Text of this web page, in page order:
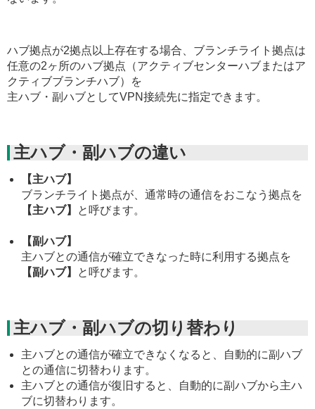
ハブ拠点が2拠点以上存在する場合、ブランチライト拠点は
任意の2ヶ所のハブ拠点（アクティブセンターハブまたはア
クティブブランチハブ）を
主ハブ・副ハブとしてVPN接続先に指定できます。
主ハブ・副ハブの違い
【主ハブ】
ブランチライト拠点が、通常時の通信をおこなう拠点を
【主ハブ】
と呼びます。
【副ハブ】
主ハブとの通信が確立できなった時に利用する拠点を
【副ハブ】
と呼びます。
主ハブ・副ハブの切り替わり
主ハブとの通信が確立できなくなると、自動的に副ハブ
との通信に切替わります。
主ハブとの通信が復旧すると、自動的に副ハブから主ハ
ブに切替わります。